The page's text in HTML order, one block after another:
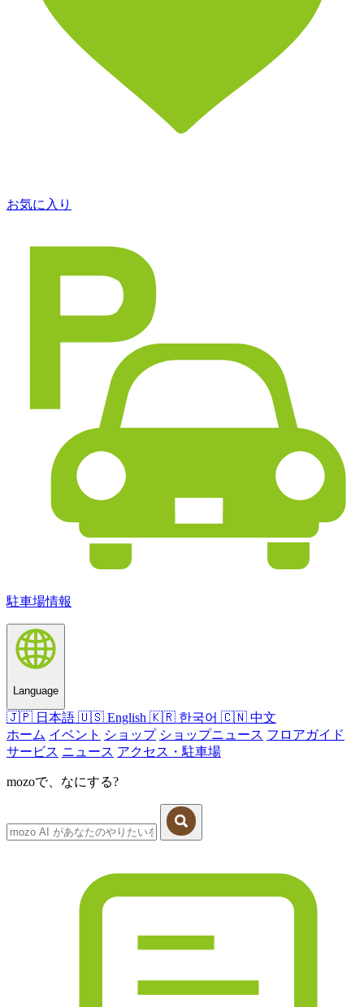
お気に入り
駐車場情報
Language
🇯🇵 日本語 🇺🇸 English 🇰🇷 한국어 🇨🇳 中文
ホーム イベント ショップ ショップニュース フロアガイド
サービス ニュース アクセス・駐車場
mozoで、なにする?